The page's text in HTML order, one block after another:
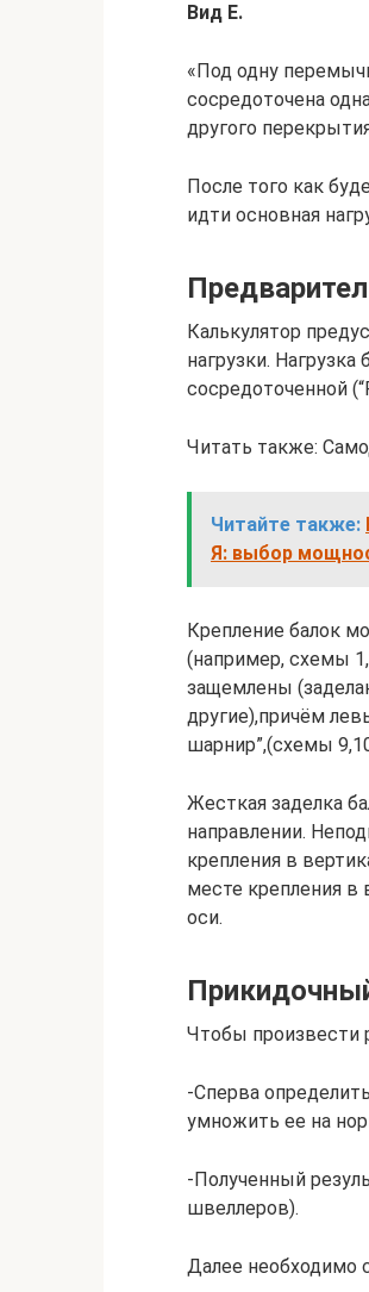
Вид E.
«Под одну
сосредоточена
другого
После того как
идти основная
Калькулятор
нагрузки.
сосредоточенной
Читать также:
Читайте также:
Я: выбор
Крепление балок
(например, схемы
защемлены
другие),причём
шарнир”,(схемы
Жесткая заделка
направлении.
крепления в
месте крепления в
оси.
Чтобы произвести
-Сперва
умножить ее на
-Полученный
швеллеров).
Далее необходимо